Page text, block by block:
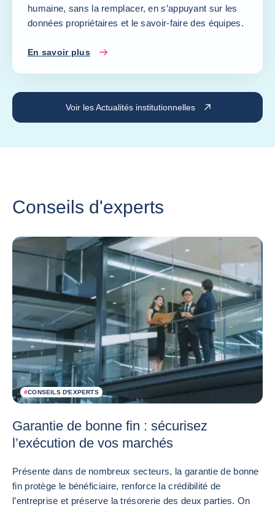
Voir les Actualités institutionnelles
humaine, sans la remplacer, en s’appuyant sur les
données propriétaires et le savoir-faire des équipes.
En savoir plus
Conseils d'experts
#CONSEILS D'EXPERTS
Garantie de bonne fin : sécurisez
l’exécution de vos marchés
Présente dans de nombreux secteurs, la garantie de bonne
fin protège le bénéficiaire, renforce la crédibilité de
l’entreprise et préserve la trésorerie des deux parties. On